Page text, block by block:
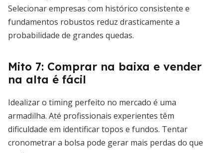
Selecionar empresas com histórico consistente e
fundamentos robustos reduz drasticamente a
probabilidade de grandes quedas.
Mito 7: Comprar na baixa e vender
na alta é fácil
Idealizar o timing perfeito no mercado é uma
armadilha. Até profissionais experientes têm
dificuldade em identificar topos e fundos. Tentar
cronometrar a bolsa pode gerar mais perdas do que